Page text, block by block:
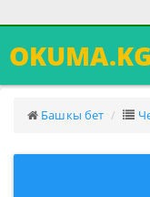
OKUMA.KG
Башкы бет